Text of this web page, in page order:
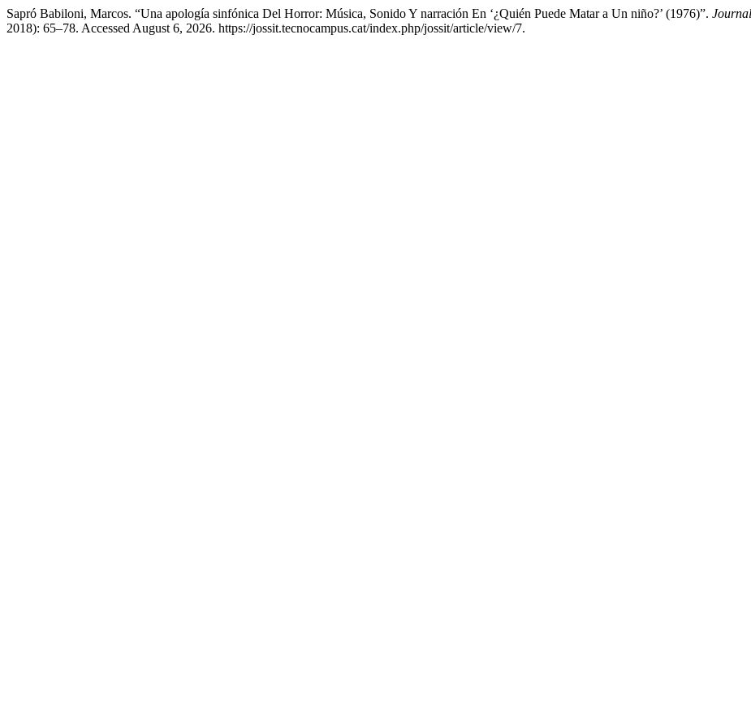
Sapró Babiloni, Marcos. “Una apología sinfónica Del Horror: Música, Sonido Y narración En ‘¿Quién Puede Matar a Un niño?’ (1976)”.
2018): 65–78. Accessed August 6, 2026. https://jossit.tecnocampus.cat/index.php/jossit/article/view/7.